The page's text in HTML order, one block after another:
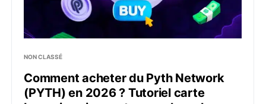
NON CLASSÉ
Comment acheter du Pyth Network
(PYTH) en 2026 ? Tutoriel carte